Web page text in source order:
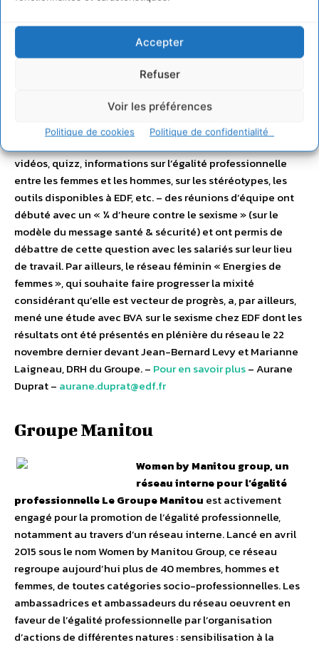
Accepter
Refuser
Voir les préférences
Politique de cookies Politique de confidentialité
EDF
EDF : Opération «
sensibilisation autour des
Au sein du Groupe
le « sexisme » a été adressé aux managers pour qu’ils
puissent animer une séquence au sein des collectifs de
vidéos, quizz, informations sur l’égalité professionnelle
entre les femmes et les hommes, sur les stéréotypes, les
outils disponibles à EDF, etc. – des réunions d’équipe ont
débuté avec un « ¼ d’heure contre le sexisme » (sur le
modèle du message santé & sécurité) et ont permis de
débattre de cette question avec les salariés sur leur lieu
de travail. Par ailleurs, le réseau féminin « Energies de
femmes », qui souhaite faire progresser la mixité
considérant qu’elle est vecteur de progrès, a, par ailleurs,
mené une étude avec BVA sur le sexisme chez EDF dont les
résultats ont été présentés en plénière du réseau le 22
novembre dernier devant Jean-Bernard Levy et Marianne
Laigneau, DRH du Groupe. – Pour en savoir plus– Aurane
Duprat – aurane.duprat@edf.fr
Groupe Manitou
Women by Manitou group, un
réseau interne pour l’égalité
professionnelleLe Groupe Manitou est activement
engagé pour la promotion de l’égalité professionnelle,
notamment au travers d’un réseau interne. Lancé en avril
2015 sous le nom Women by Manitou Group, ce réseau
regroupe aujourd’hui plus de 40 membres, hommes et
femmes, de toutes catégories socio-professionnelles. Les
ambassadrices et ambassadeurs du réseau oeuvrent en
faveur de l’égalité professionnelle par l’organisation
d’actions de différentes natures : sensibilisation à la